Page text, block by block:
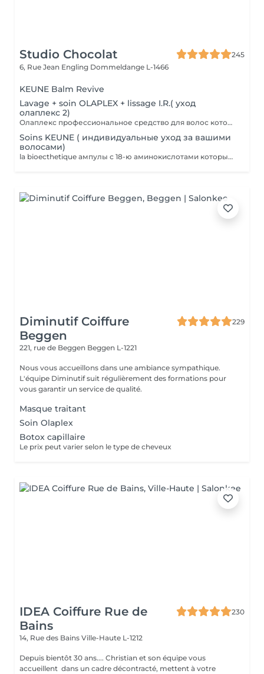
Studio Chocolat
245
6, Rue Jean Engling Dommeldange L-1466
KEUNE Balm Revive
Lavage + soin OLAPLEX + lissage I.R.( уход
олаплекс 2)
Олаплекс профессиональное средство для волос которое помогает восстановить дисульфидные связи в структуре волоса в короткие сроки сделает их плотнее и эластичней.
Soins KEUNE ( индивидуальные уход за вашими
волосами)
la bioecthetique ампулы с 18-ю аминокислотами которые питают волос и обогащаю их витаминами полезными для структуры волос.
Diminutif Coiffure
Beggen
229
221, rue de Beggen Beggen L-1221
Nous vous accueillons dans une ambiance sympathique.
L'équipe Diminutif suit régulièrement des formations pour
vous garantir un service de qualité.
Masque traitant
Soin Olaplex
Botox capillaire
Le prix peut varier selon le type de cheveux
IDEA Coiffure Rue de
Bains
230
14, Rue des Bains Ville-Haute L-1212
Depuis bientôt 30 ans.... Christian et son équipe vous
accueillent dans un cadre décontracté, mettent à votre